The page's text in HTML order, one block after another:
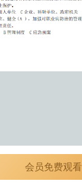
会员免费观看